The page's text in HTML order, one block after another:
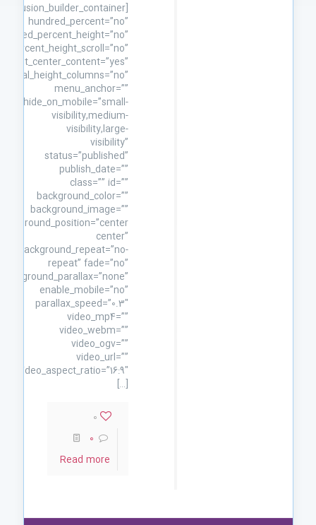
[fusion_builder_container
hundred_percent=”no”
equal_height_columns=”no”
menu_anchor=””
hide_on_mobile=”small-
visibility,medium-
visibility,large-
visibility”
status=”published”
publish_date=””
class=”” id=””
background_color=””
background_image=””
center”
background_repeat=”no-
repeat” fade=”no”
background_parallax=”none”
enable_mobile=”no”
parallax_speed=”0.3″
video_mp4=””
video_webm=””
video_ogv=””
video_url=””
video_aspect_ratio=”16:9″
[…]
0
0
Read more